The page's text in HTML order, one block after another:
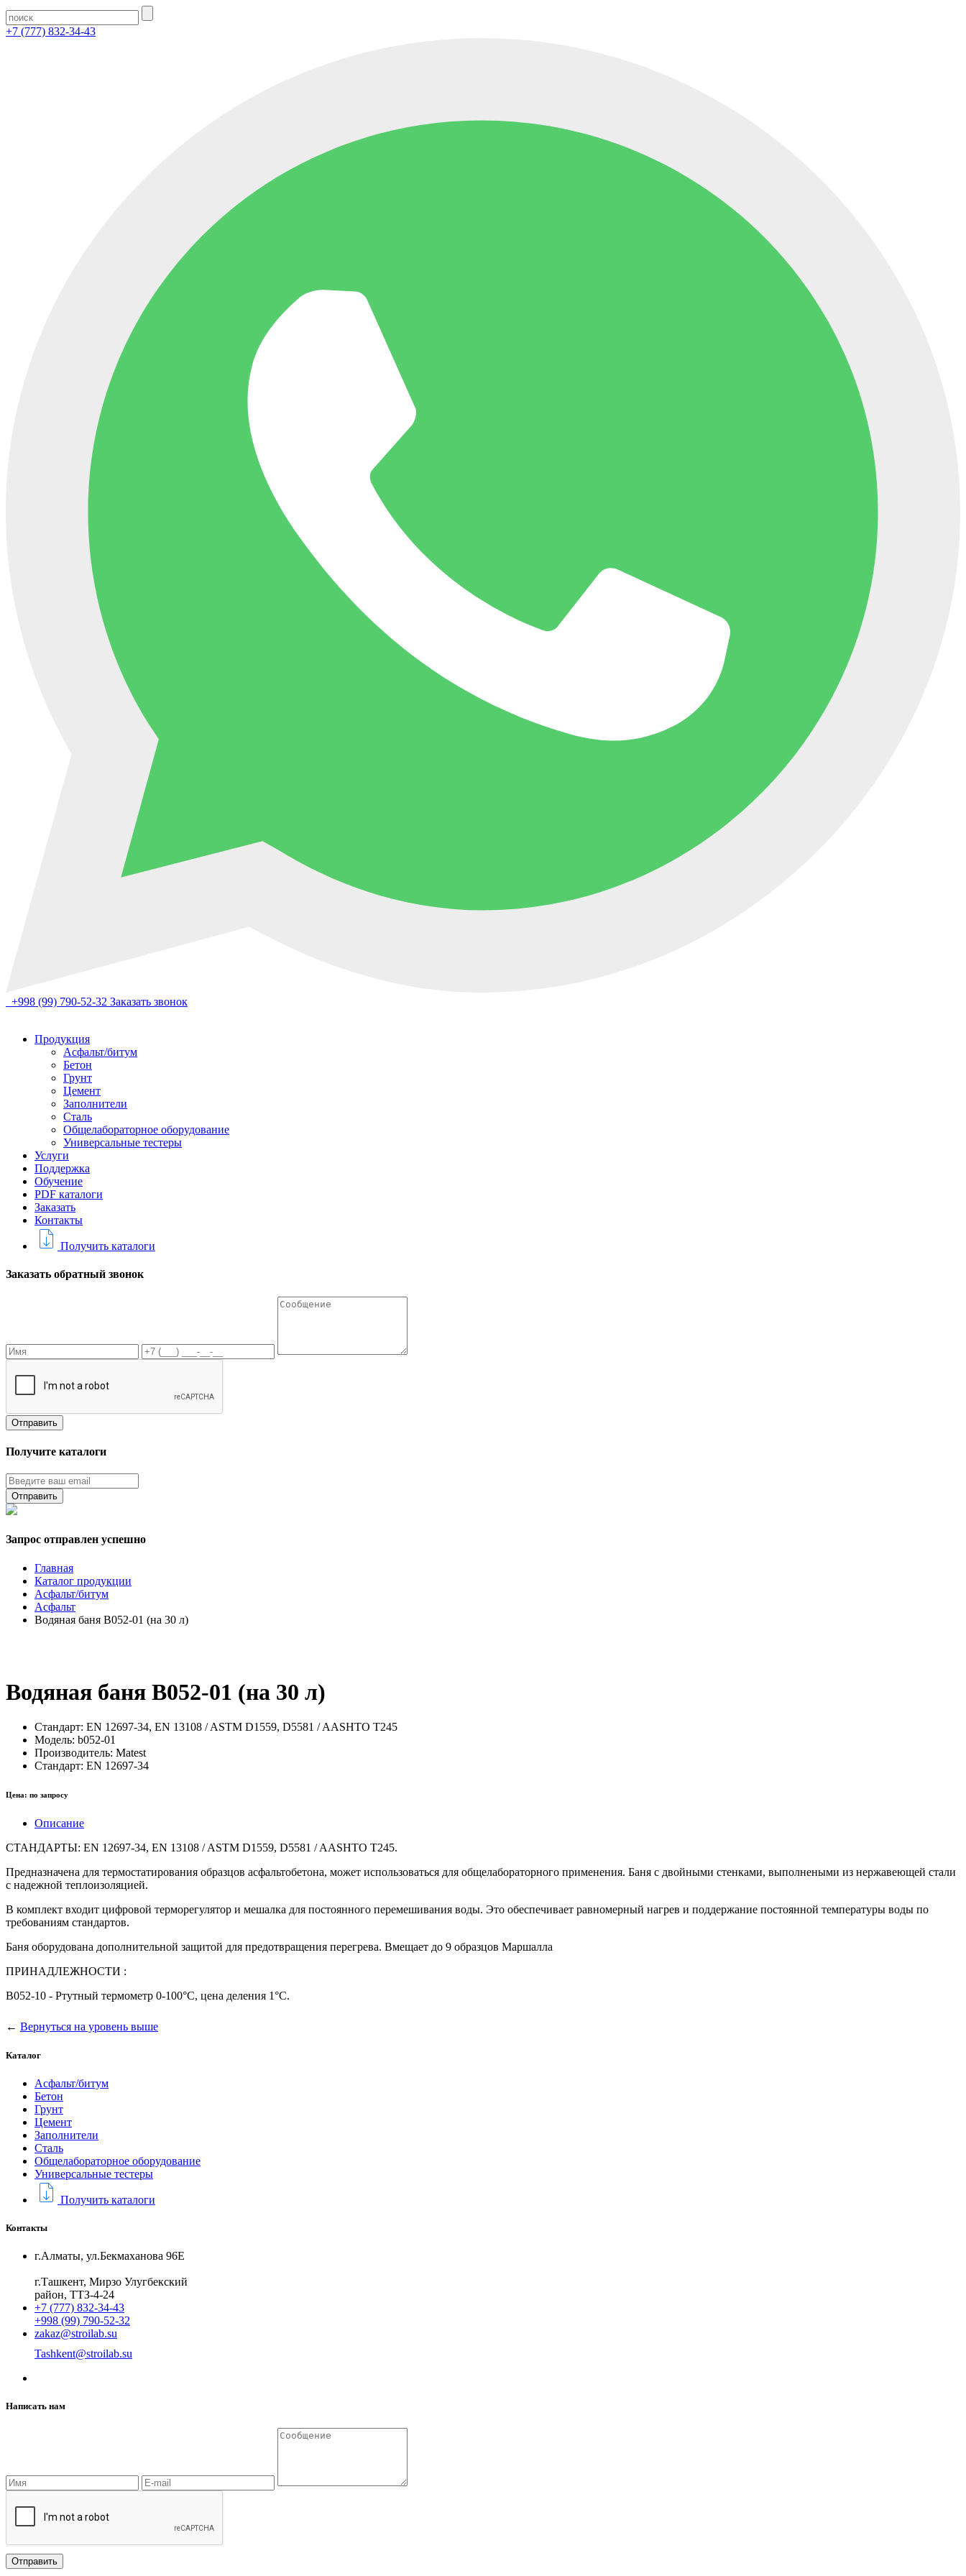
+7 (777) 832-34-43
+998 (99) 790-52-32 Заказать звонок
Продукция
Асфальт/битум
Бетон
Грунт
Цемент
Заполнители
Сталь
Общелабораторное оборудование
Универсальные тестеры
Услуги
Поддержка
Обучение
PDF каталоги
Заказать
Контакты
Получить каталоги
Заказать обратный звонок
Получите каталоги
Запрос отправлен успешно
Главная
Каталог продукции
Асфальт/битум
Асфальт
Водяная баня B052-01 (на 30 л)
Водяная баня B052-01 (на 30 л)
Стандарт: EN 12697-34, EN 13108 / ASTM D1559, D5581 / AASHTO T245
Модель: b052-01
Производитель: Matest
Стандарт: EN 12697-34
Цена: по запросу
Описание
СТАНДАРТЫ: EN 12697-34, EN 13108 / ASTM D1559, D5581 / AASHTO T245.
Предназначена для термостатирования образцов асфальтобетона, может использоваться для общелабораторного применения. Баня с двойными стенками, выполнеными из нержавеющей стали
с надежной теплоизоляцией.
В комплект входит цифровой терморегулятор и мешалка для постоянного перемешивания воды. Это обеспечивает равномерный нагрев и поддержание постоянной температуры воды по
требованиям стандартов.
Баня оборудована дополнительной защитой для предотвращения перегрева. Вмещает до 9 образцов Маршалла
ПРИНАДЛЕЖНОСТИ :
B052-10 - Ртутный термометр 0-100°С, цена деления 1°С.
← Вернуться на уровень выше
Каталог
Асфальт/битум
Бетон
Грунт
Цемент
Заполнители
Сталь
Общелабораторное оборудование
Универсальные тестеры
Получить каталоги
Контакты
г.Алматы, ул.Бекмаханова 96Е
г.Ташкент, Мирзо Улугбекский
район, ТТЗ-4-24
+7 (777) 832-34-43
+998 (99) 790-52-32
zakaz@stroilab.su
Tashkent@stroilab.su
Написать нам